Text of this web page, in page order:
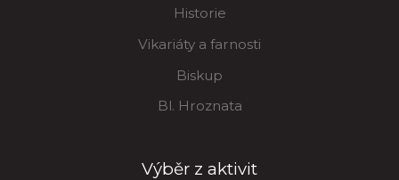
Historie
Vikariáty a farnosti
Biskup
Bl. Hroznata
Výběr z aktivit